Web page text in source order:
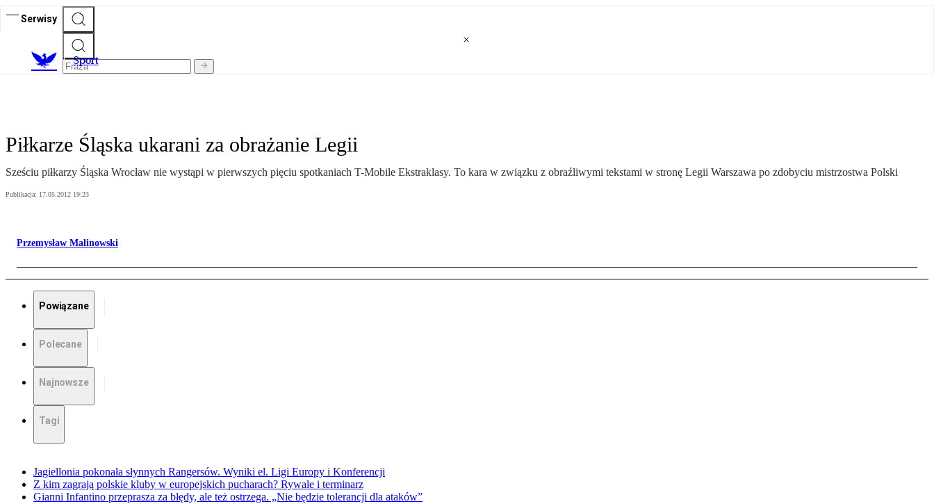
Serwisy
Sport
Piłkarze Śląska ukarani za obrażanie Legii
Sześciu piłkarzy Śląska Wrocław nie wystąpi w pierwszych pięciu spotkaniach T-Mobile Ekstraklasy. To kara w związku z obraźliwymi tekstami w stronę Legii Warszawa po zdobyciu mistrzostwa Polski
Publikacja: 17.05.2012 19:23
Przemysław Malinowski
Powiązane
Polecane
Najnowsze
Tagi
Jagiellonia pokonała słynnych Rangersów. Wyniki el. Ligi Europy i Konferencji
Z kim zagrają polskie kluby w europejskich pucharach? Rywale i terminarz
Gianni Infantino przeprasza za błędy, ale też ostrzega. „Nie będzie tolerancji dla ataków”